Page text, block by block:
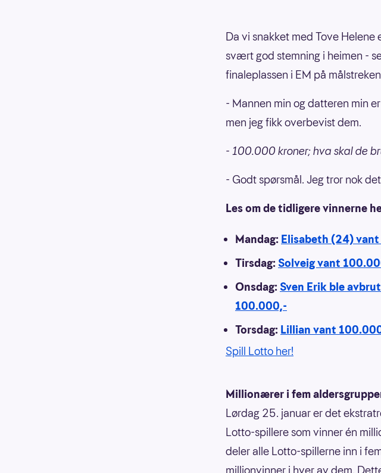
Da vi snakket med Tove
svært god stemning i heimen -
finaleplassen i EM på
- Mannen min og datteren min
men jeg fikk overbevist dem.
- 100.000 kroner; hva skal de
- Godt spørsmål. Jeg tror nok
Les om de tidligere vinnerne
Mandag: Elisabeth (24)
Tirsdag: Solveig vant
Onsdag: Sven Erik ble
100.000,-
Torsdag: Lillian vant
Spill Lotto her!
Millionærer i fem
Lørdag 25. januar er det
Lotto-spillere som vinner én
deler alle Lotto-spillerne inn i